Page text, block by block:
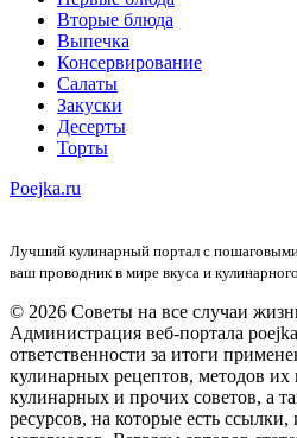
Вторые блюда
Выпечка
Консервирование
Салаты
Закуски
Десерты
Торты
Poejka.ru
Лучший кулинарный портал с
ваш проводник в мире вкуса и
© 2026 Советы на все случаи
Администрация веб-портала
ответственности за итоги
кулинарных рецептов, методов их
кулинарных и прочих советов, а
ресурсов, на которые есть